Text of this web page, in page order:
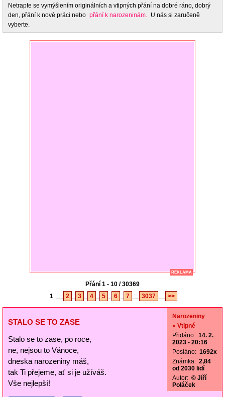
Netrapte se vymýšlením originálních a vtipných přání na dobré ráno, dobrý
den, přání k nové práci nebo přání k narozeninám. U nás si zaručeně
vyberte.
REKLAMA
Přání 1 - 10 / 30369
1
2 3 4 5 6 7 3037 >>
STALO SE TO ZASE
Stalo se to zase, po roce,
ne, nejsou to Vánoce,
dneska narozeniny máš,
tak Ti přejeme, ať si je užíváš.
Vše nejlepší!
Narozeniny
» Vtipné
Přidáno: 14. 2.
2023 - 20:16
Posláno: 1692x
Známka: 2,84
od 2030 lidí
Autor: © Jiří
Poláček